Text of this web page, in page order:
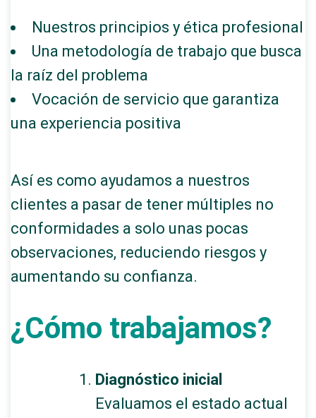
Nuestros principios y ética profesional
Una metodología de trabajo que busca
la raíz del problema
Vocación de servicio que garantiza
una experiencia positiva
Así es como ayudamos a nuestros
clientes a pasar de tener múltiples no
conformidades a solo unas pocas
observaciones, reduciendo riesgos y
aumentando su confianza.
¿Cómo trabajamos?
Diagnóstico inicial
Evaluamos el estado actual